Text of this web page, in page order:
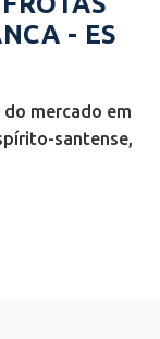
- ES
mercado em
santense,